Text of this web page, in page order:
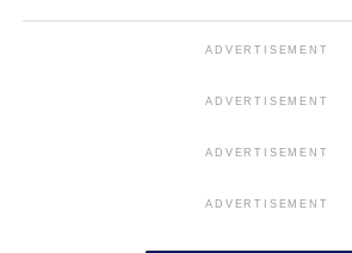
ADVERTISEMENT
ADVERTISEMENT
ADVERTISEMENT
ADVERTISEMENT